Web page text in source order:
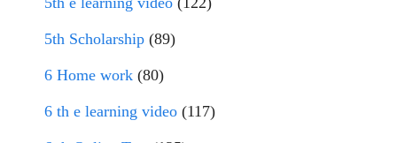
5th Scholarship (89)
6 Home work (80)
6 th e learning video (117)